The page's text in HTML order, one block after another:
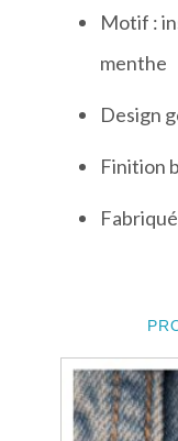
Motif :
menthe
Design
Finition